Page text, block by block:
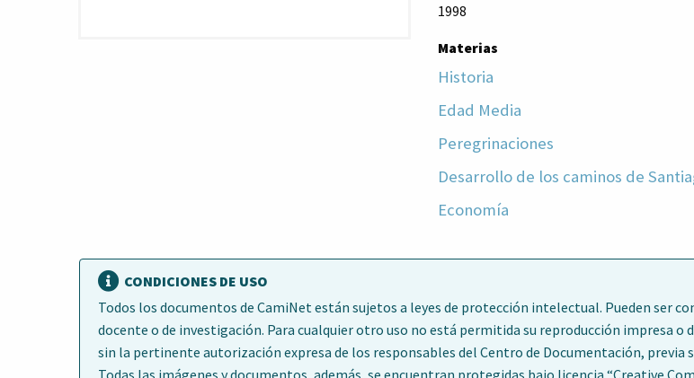
1998
Materias
Historia
Edad Media
Peregrinaciones
Desarrollo de los caminos de
Economía
CONDICIONES DE USO
Todos los documentos de CamiNet están sujetos a leyes de protección intelectual. Pueden ser
docente o de investigación. Para cualquier otro uso no está permitida su reproducción impresa
sin la pertinente autorización expresa de los responsables del Centro de Documentación, previa
Todas las imágenes y documentos, además, se encuentran protegidas bajo licencia “Creative